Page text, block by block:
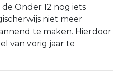
Onder 12 nog iets
niet meer
te maken. Hierdoor
van vorig jaar te